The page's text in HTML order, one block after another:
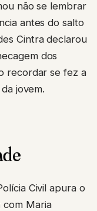
não se lembrar
antes do salto
Cintra declarou
dos
recordar se fez a
jovem.
Civil apura o
com Maria